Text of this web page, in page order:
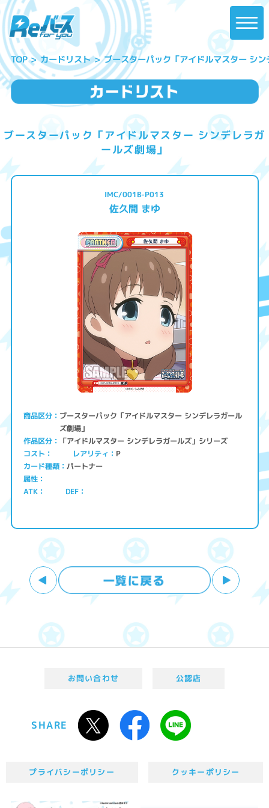
TOP カードリスト ブースターパック「アイドルマスター シ
ブースターパック「アイドルマスター シンデレラガ
ールズ劇場」
IMC/001B-P013
佐久間 まゆ
商品区分 ブースターパック「アイドルマスター シンデレラガール
ズ劇場」
作品区分 「アイドルマスター シンデレラガールズ」シリーズ
コスト レアリティ P
カード種類 パートナー
属性
ATK
DEF
お問い合わせ 公認店
SHARE
プライバシーポリシー クッキーポリシー